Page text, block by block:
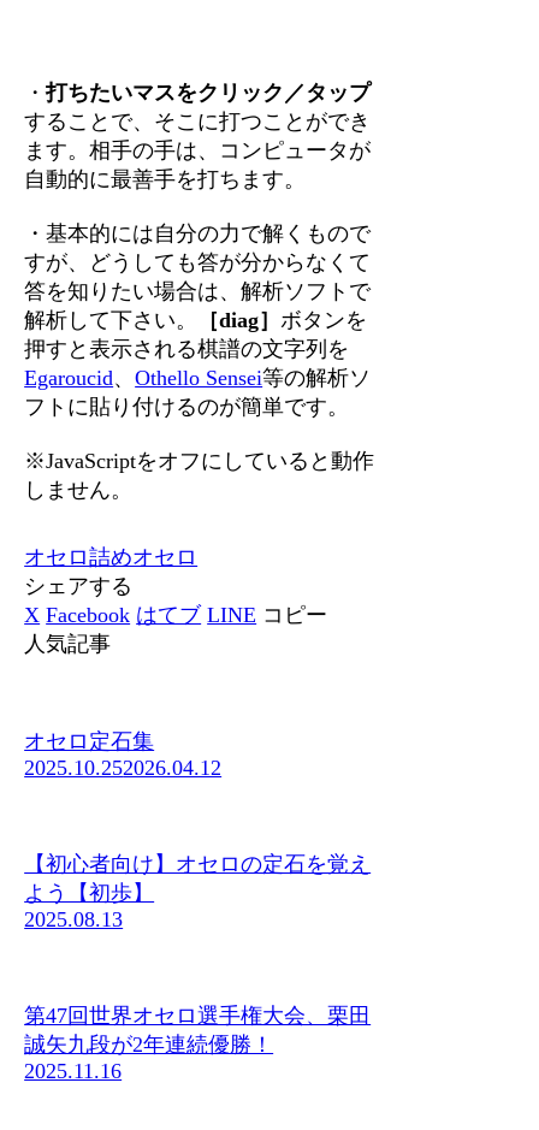
・打ちたいマスをクリック／タップ
することで、そこに打つことができ
ます。相手の手は、コンピュータが
自動的に最善手を打ちます。
・基本的には自分の力で解くもので
すが、どうしても答が分からなくて
答を知りたい場合は、解析ソフトで
解析して下さい。
［diag］ ボタンを
押すと表示される棋譜の文字列を
Egaroucid、Othello Sensei等の解析ソ
フトに貼り付けるのが簡単です。
※JavaScriptをオフにしていると動作
しません。
オセロ詰めオセロ
シェアする
X Facebook はてブ LINE コピー
人気記事
オセロ定石集
2025.10.252026.04.12
【初心者向け】オセロの定石を覚え
よう【初歩】
2025.08.13
第47回世界オセロ選手権大会、栗田
誠矢九段が2年連続優勝！
2025.11.16